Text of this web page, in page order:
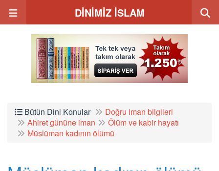
DİNİMİZ İSLAM
Bütün Dini Konular
Doğru iman bilgileri
Ahiret gününe iman
Ölüm ve kabir hayatı
Müslüman kadının ölümü